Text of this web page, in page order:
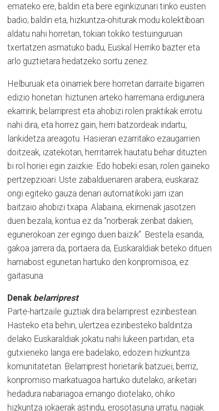
emateko ere, baldin eta bere eginkizunari tinko eusten
badio; baldin eta, hizkuntza-ohiturak modu kolektiboan
aldatu nahi horretan, tokian tokiko testuinguruan
txertatzen asmatuko badu, Euskal Herriko bazter eta
arlo guztietara hedatzeko sortu zenez.
Helburuak eta oinarriek bere horretan darraite bigarren
edizio honetan: hiztunen arteko harremana erdigunera
ekarririk, belarriprest eta ahobizi rolen praktikak errotu
nahi dira, eta horrez gain, herri batzordeak indartu,
lankidetza areagotu. Hasieran ezarritako ezaugarrien
doitzeak, izatekotan, herritarrek hautatu behar dituzten
bi rol horiei egin zaizkie. Edo hobeki esan, rolen gaineko
pertzepzioari. Uste zabalduenaren arabera, euskaraz
ongi egiteko gauza denari automatikoki jarri izan
baitzaio ahobizi txapa. Alabaina, ekimenak jasotzen
duen bezala, kontua ez da “norberak zenbat dakien,
egunerokoan zer egingo duen baizik”. Bestela esanda,
gakoa jarrera da, portaera da, Euskaraldiak beteko dituen
hamabost egunetan hartuko den konpromisoa, ez
gaitasuna.
Denak belarriprest
Parte-hartzaile guztiak dira belarriprest ezinbestean.
Hasteko eta behin, ulertzea ezinbesteko baldintza
delako Euskaraldiak jokatu nahi lukeen partidan, eta
gutxieneko langa ere badelako, edozein hizkuntza
komunitatetan. Belarriprest horietarik batzuei, berriz,
konpromiso markatuagoa hartuko dutelako, ariketari
hedadura nabariagoa emango diotelako, ohiko
hizkuntza jokaerak astindu, erosotasuna urratu, nagiak